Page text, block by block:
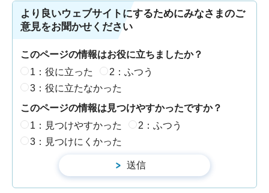
より良いウェブサイトにするためにみなさまのご
意見をお聞かせください
このページの情報はお役に立ちましたか？
1：役に立った
2：ふつう
3：役に立たなかった
このページの情報は見つけやすかったですか？
1：見つけやすかった
2：ふつう
3：見つけにくかった